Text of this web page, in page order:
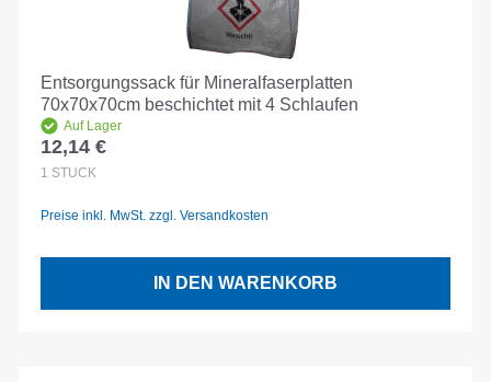
Entsorgungssack für Mineralfaserplatten
70x70x70cm beschichtet mit 4 Schlaufen
Auf Lager
Regulärer Preis:
12,14 €
1 STÜCK
Preise inkl. MwSt. zzgl. Versandkosten
IN DEN WARENKORB